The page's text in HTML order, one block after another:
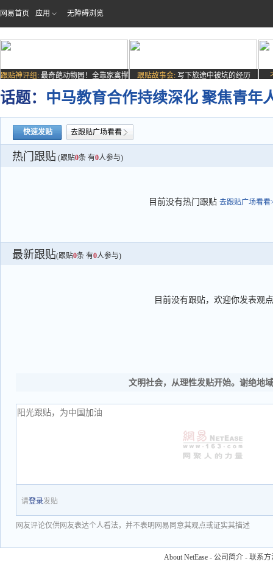
网易首页 应用 无障碍浏览
跟贴神评组: 最奇葩动物园！全靠家禽撑
场子
跟贴故事会: 写下旅途中被坑的经历
话题： 中马教育合作持续深化 聚焦青年
快速发贴 去跟贴广场看看
热门跟贴 (跟贴0条 有0人参与)
目前没有热门跟贴 去跟贴广场看看
最新跟贴(跟贴0条 有0人参与)
目前没有跟贴，欢迎你发表观点
文明社会，从理性发贴开始。谢绝地
请登录发贴
网友评论仅供网友表达个人看法，并不表明网易同意其观点或证实其描述
About NetEase - 公司简介 - 联系方